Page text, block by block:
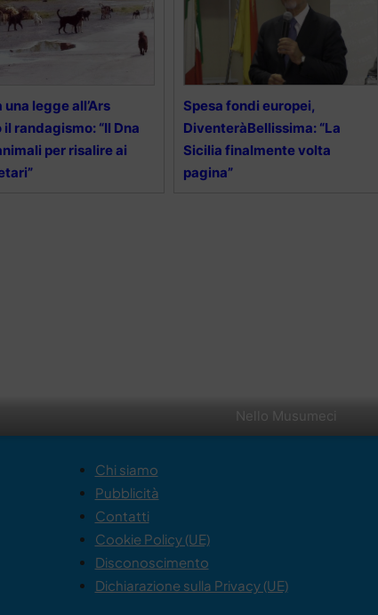
Nello Musumeci
una legge all’Ars
randagismo: “Il Dna
per risalire ai
Spesa fondi europei,
DiventeràBellissima: “La
Sicilia finalmente volta
pagina”
Chi siamo
Pubblicità
Contatti
Cookie Policy (UE)
Disconoscimento
Dichiarazione sulla Privacy (UE)